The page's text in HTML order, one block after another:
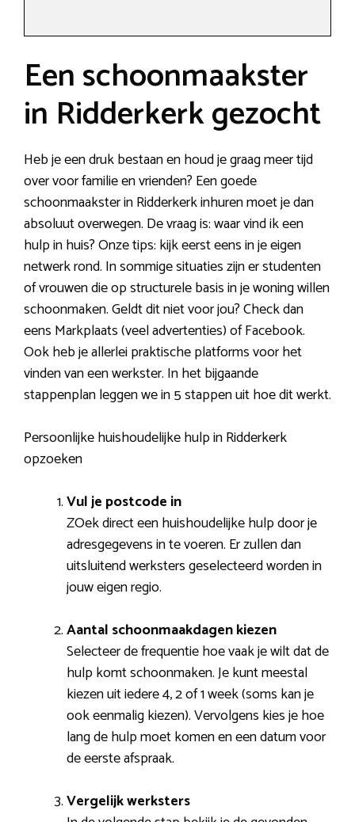
Een schoonmaakster
in Ridderkerk gezocht
Heb je een druk bestaan en houd je graag meer tijd
over voor familie en vrienden? Een goede
schoonmaakster in Ridderkerk inhuren moet je dan
absoluut overwegen. De vraag is: waar vind ik een
hulp in huis? Onze tips: kijk eerst eens in je eigen
netwerk rond. In sommige situaties zijn er studenten
of vrouwen die op structurele basis in je woning willen
schoonmaken. Geldt dit niet voor jou? Check dan
eens Markplaats (veel advertenties) of Facebook.
Ook heb je allerlei praktische platforms voor het
vinden van een werkster. In het bijgaande
stappenplan leggen we in 5 stappen uit hoe dit werkt.
Persoonlijke huishoudelijke hulp in Ridderkerk
opzoeken
Vul je postcode in
ZOek direct een huishoudelijke hulp door je
adresgegevens in te voeren. Er zullen dan
uitsluitend werksters geselecteerd worden in
jouw eigen regio.
Aantal schoonmaakdagen kiezen
Selecteer de frequentie hoe vaak je wilt dat de
hulp komt schoonmaken. Je kunt meestal
kiezen uit iedere 4, 2 of 1 week (soms kan je
ook eenmalig kiezen). Vervolgens kies je hoe
lang de hulp moet komen en een datum voor
de eerste afspraak.
Vergelijk werksters